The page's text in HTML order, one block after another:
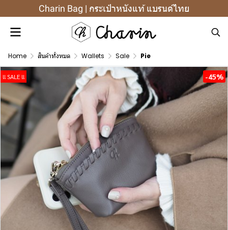
Charin Bag | กระเป๋าหนังแท้ แบรนด์ไทย
Home สินค้าทั้งหมด Wallets Sale Pie
!! SALE !! -45%